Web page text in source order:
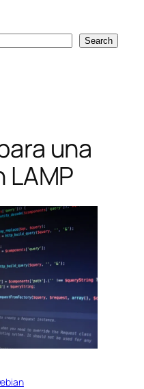
Search
una